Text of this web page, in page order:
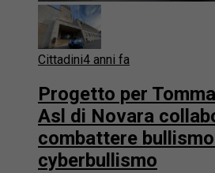
Cittadini4 anni fa
Progetto per
Asl di Novara
combattere
cyberbullismo